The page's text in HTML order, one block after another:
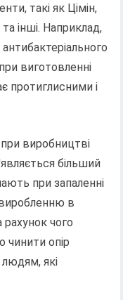
такі як Цімін,
інші. Наприклад,
виготовленні
протиглисними і
виробництві
більший
при запаленні
виробленню в
рахунок чого
чинити опір
які